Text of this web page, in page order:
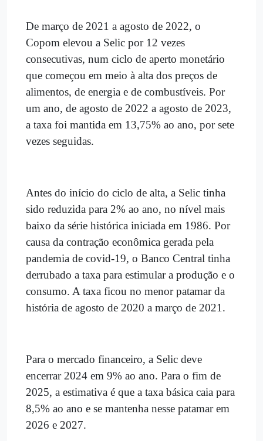
De março de 2021 a agosto de 2022, o
Copom elevou a Selic por 12 vezes
consecutivas, num ciclo de aperto monetário
que começou em meio à alta dos preços de
alimentos, de energia e de combustíveis. Por
um ano, de agosto de 2022 a agosto de 2023,
a taxa foi mantida em 13,75% ao ano, por sete
vezes seguidas.
Antes do início do ciclo de alta, a Selic tinha
sido reduzida para 2% ao ano, no nível mais
baixo da série histórica iniciada em 1986. Por
causa da contração econômica gerada pela
pandemia de covid-19, o Banco Central tinha
derrubado a taxa para estimular a produção e o
consumo. A taxa ficou no menor patamar da
história de agosto de 2020 a março de 2021.
Para o mercado financeiro, a Selic deve
encerrar 2024 em 9% ao ano. Para o fim de
2025, a estimativa é que a taxa básica caia para
8,5% ao ano e se mantenha nesse patamar em
2026 e 2027.